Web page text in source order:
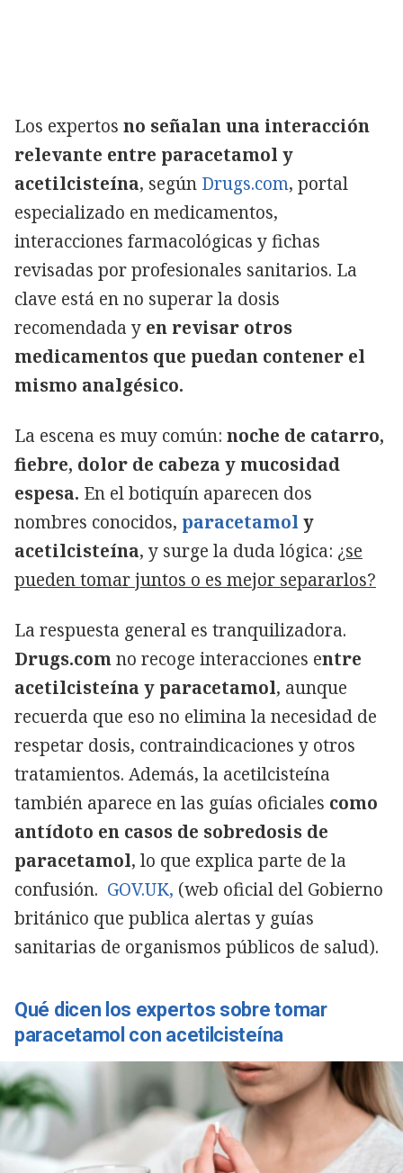
Los expertos no señalan una interacción
relevante entre paracetamol y
acetilcisteína, según Drugs.com, portal
especializado en medicamentos,
interacciones farmacológicas y fichas
revisadas por profesionales sanitarios. La
clave está en no superar la dosis
recomendada y en revisar otros
medicamentos que puedan contener el
mismo analgésico.
La escena es muy común: noche de catarro,
fiebre, dolor de cabeza y mucosidad
espesa. En el botiquín aparecen dos
nombres conocidos, paracetamol y
acetilcisteína, y surge la duda lógica: ¿se
pueden tomar juntos o es mejor separarlos?
La respuesta general es tranquilizadora.
Drugs.comno recoge interacciones entre
acetilcisteína y paracetamol, aunque
recuerda que eso no elimina la necesidad de
respetar dosis, contraindicaciones y otros
tratamientos. Además, la acetilcisteína
también aparece en las guías oficiales como
antídoto en casos de sobredosis de
paracetamol, lo que explica parte de la
confusión. GOV.UK, (web oficial del Gobierno
británico que publica alertas y guías
sanitarias de organismos públicos de salud).
Qué dicen los expertos sobre tomar
paracetamol con acetilcisteína